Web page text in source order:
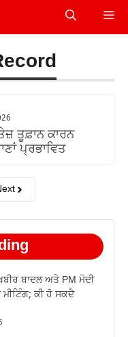
ਤੂਫ਼ਾਨ ਕਾਰਨ
ਪ੍ਰਭਾਵਿਤ
ਬਾਦਲ ਅਤੇ PM ਮੋਦੀ
ਮੀਟਿੰਗ; ਕੀ ਹੋ ਸਕਦੈ